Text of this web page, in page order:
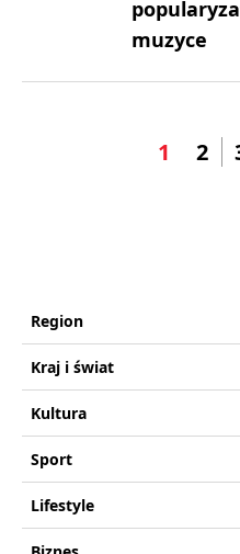
muzyce
1 2
Region
Kraj i świat
Kultura
Sport
Lifestyle